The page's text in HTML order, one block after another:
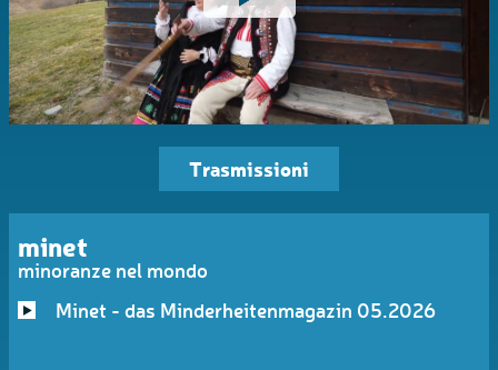
Trasmissioni
minet
minoranze nel mondo
Minet - das Minderheitenmagazin 05.2026